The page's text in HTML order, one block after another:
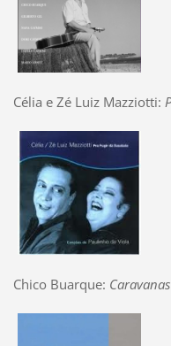
Célia e Zé Luiz Mazziotti:
Chico Buarque: Caravanas